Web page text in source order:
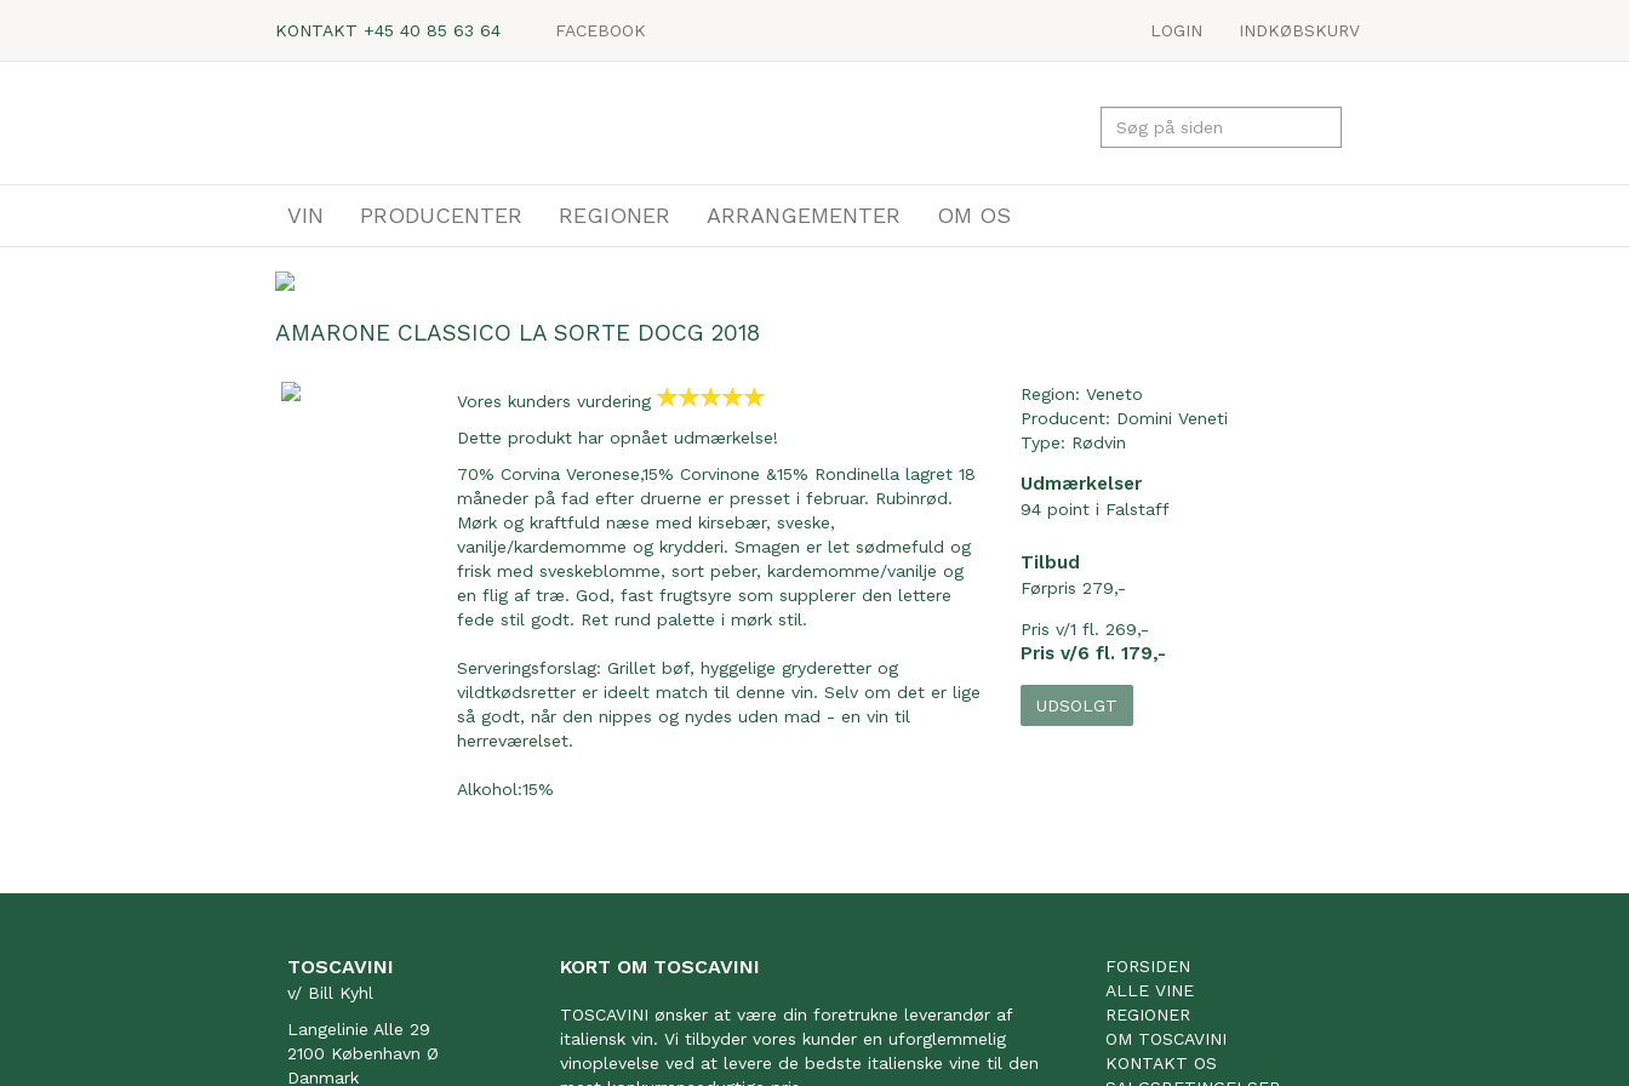
KONTAKT +45 40 85 63 64 FACEBOOK LOGIN INDKØBSKURV
VIN PRODUCENTER REGIONER ARRANGEMENTER OM OS
AMARONE CLASSICO LA SORTE DOCG 2018
Vores kunders vurdering
Dette produkt har opnået udmærkelse!
70% Corvina Veronese,15% Corvinone &15% Rondinella lagret 18
måneder på fad efter druerne er presset i februar. Rubinrød.
Mørk og kraftfuld næse med kirsebær, sveske,
vanilje/kardemomme og krydderi. Smagen er let sødmefuld og
frisk med sveskeblomme, sort peber, kardemomme/vanilje og
en flig af træ. God, fast frugtsyre som supplerer den lettere
fede stil godt. Ret rund palette i mørk stil.
Serveringsforslag: Grillet bøf, hyggelige gryderetter og
vildtkødsretter er ideelt match til denne vin. Selv om det er lige
så godt, når den nippes og nydes uden mad - en vin til
herreværelset.
Alkohol:15%
Region: Veneto
Producent: Domini Veneti
Type: Rødvin
Udmærkelser
94 point i Falstaff
Tilbud
Førpris 279,-
Pris v/1 fl. 269,-
Pris v/6 fl. 179,-
UDSOLGT
TOSCAVINI
v/ Bill Kyhl
Langelinie Alle 29
2100 København Ø
Danmark
KORT OM TOSCAVINI
TOSCAVINI ønsker at være din foretrukne leverandør af
italiensk vin. Vi tilbyder vores kunder en uforglemmelig
vinoplevelse ved at levere de bedste italienske vine til den
FORSIDEN
ALLE VINE
REGIONER
OM TOSCAVINI
KONTAKT OS